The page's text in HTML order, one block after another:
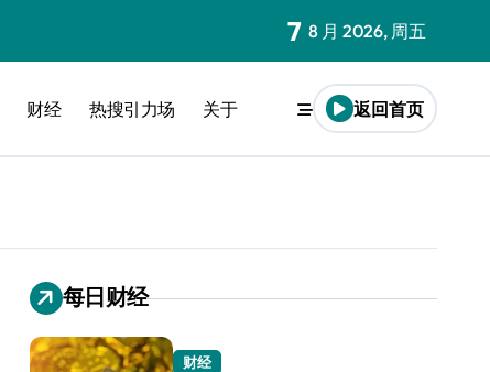
7 8 月 2026, 周五
财经 热搜引力场 关于 返回首页
每日财经
财经